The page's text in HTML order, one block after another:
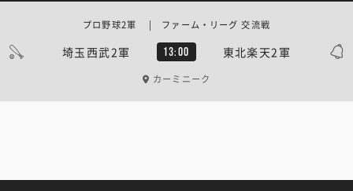
埼玉西武2軍 13:00 東北楽天2軍
プロ野球2軍 | ファーム・リーグ 交流戦
カーミニーク